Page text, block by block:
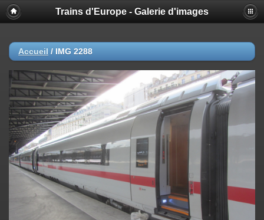
Trains d'Europe - Galerie d'images
Accueil / IMG 2288